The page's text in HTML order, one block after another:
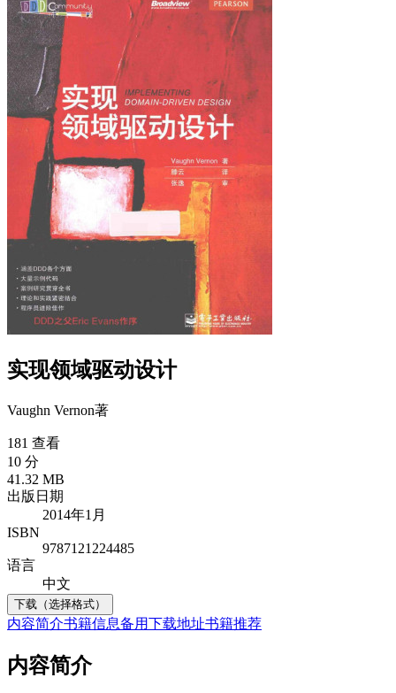
实现领域驱动设计
Vaughn Vernon著
181 查看
10 分
41.32 MB
出版日期
2014年1月
ISBN
9787121224485
语言
中文
下载（选择格式）
内容简介书籍信息备用下载地址书籍推荐
内容简介